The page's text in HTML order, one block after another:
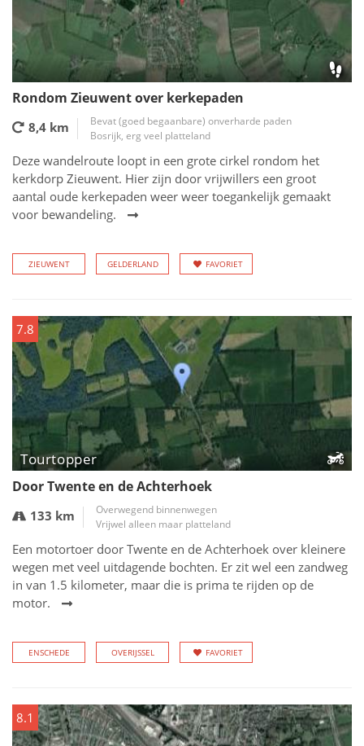
Rondom Zieuwent over kerkepaden
8,4 km
Bevat (goed begaanbare) onverharde paden
Bosrijk, erg veel platteland
Deze wandelroute loopt in een grote cirkel rondom het
kerkdorp Zieuwent. Hier zijn door vrijwillers een groot
aantal oude kerkepaden weer weer toegankelijk gemaakt
voor bewandeling.
ZIEUWENT GELDERLAND FAVORIET
7.8
Tourtopper
Door Twente en de Achterhoek
133 km
Overwegend binnenwegen
Vrijwel alleen maar platteland
Een motortoer door Twente en de Achterhoek over kleinere
wegen met veel uitdagende bochten. Er zit wel een zandweg
in van 1.5 kilometer, maar die is prima te rijden op de
motor.
ENSCHEDE OVERIJSSEL FAVORIET
8.1